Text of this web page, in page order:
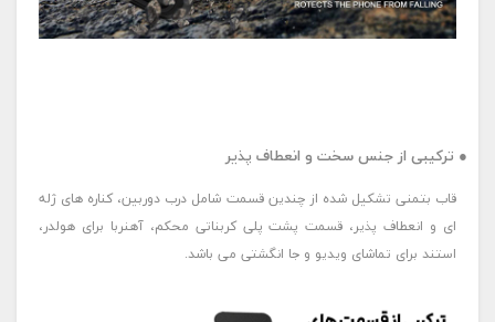
● ترکیبی از جنس سخت و انعطاف پذیر
قاب بتمنی تشکیل شده از چندین قسمت شامل درب دوربین، کناره های ژله
ای و انعطاف پذیر، قسمت پشت پلی کربناتی محکم، آهنربا برای هولدر،
استند برای تماشای ویدیو و جا انگشتی می باشد.